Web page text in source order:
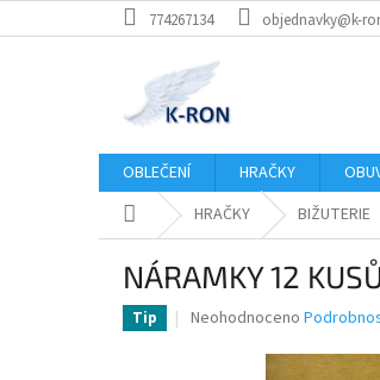
na
774267134 objednavky@k-
OBLEČENÍ HRAČKY
Domů HRAČKY BIŽUTERIE
NÁRAMKY 12
Tip
Průměrné
Neohodnoceno